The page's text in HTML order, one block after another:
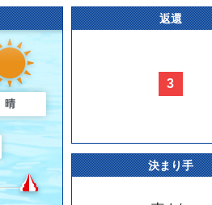
晴
返還
3
決まり手